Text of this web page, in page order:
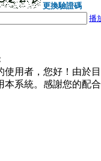
更換驗證碼
播
使用者，您好！由於
本系統。感謝您的配合